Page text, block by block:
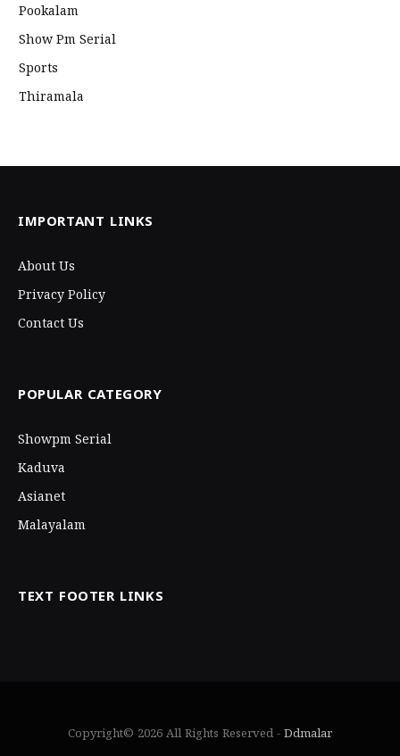
Pookalam
Show Pm Serial
Sports
Thiramala
IMPORTANT LINKS
About Us
Privacy Policy
Contact Us
POPULAR CATEGORY
Showpm Serial
Kaduva
Asianet
Malayalam
TEXT FOOTER LINKS
Copyright© 2026 All Rights Reserved - Ddmalar